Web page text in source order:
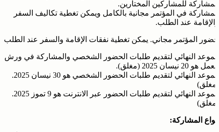
المشاركة للمشاركين المختارين.
المشاركة في المؤتمر مجانية بالكامل ويمكن تغطية تكاليف السفر
والإقامة عند الطلب.
حضور المؤتمر مجاني. يمكن تغطية نفقات الإقامة والسفر عند الطلب.
الموعد النهائي لتقديم طلبات الحضور الشخصي والمشاركة في ورش
العمل هو 20 نيسان 2025 (مغلق).
الموعد النهائي لتقديم طلبات الحضور الشخصي هو 30 نيسان 2025.
(مغلق)
الموعد النهائي لتقديم طلبات الحضور عبر الانترنت هو 9 تموز 2025.
(مغلق)
أنواع المشاركة: